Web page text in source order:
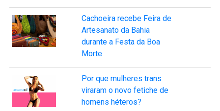
Cachoeira recebe Feira de
Artesanato da Bahia
durante a Festa da Boa
Morte
Por que mulheres trans
viraram o novo fetiche de
homens héteros?